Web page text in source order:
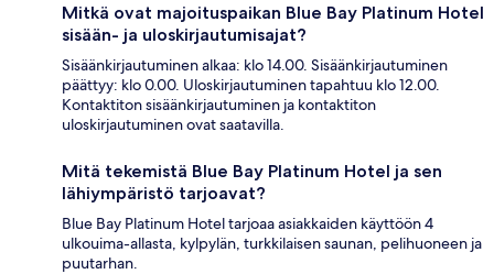
Mitkä ovat majoituspaikan Blue Bay Platinum Hotel
sisään- ja uloskirjautumisajat?
Sisäänkirjautuminen alkaa: klo 14.00. Sisäänkirjautuminen
päättyy: klo 0.00. Uloskirjautuminen tapahtuu klo 12.00.
Kontaktiton sisäänkirjautuminen ja kontaktiton
uloskirjautuminen ovat saatavilla.
Mitä tekemistä Blue Bay Platinum Hotel ja sen
lähiympäristö tarjoavat?
Blue Bay Platinum Hotel tarjoaa asiakkaiden käyttöön 4
ulkouima-allasta, kylpylän, turkkilaisen saunan, pelihuoneen ja
puutarhan.